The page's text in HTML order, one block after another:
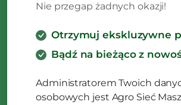
Nie przegap żadnych okazji!
Otrzymuj ekskluzywne
Bądź na bieżąco z
Administratorem Twoich
osobowych jest Agro Sieć